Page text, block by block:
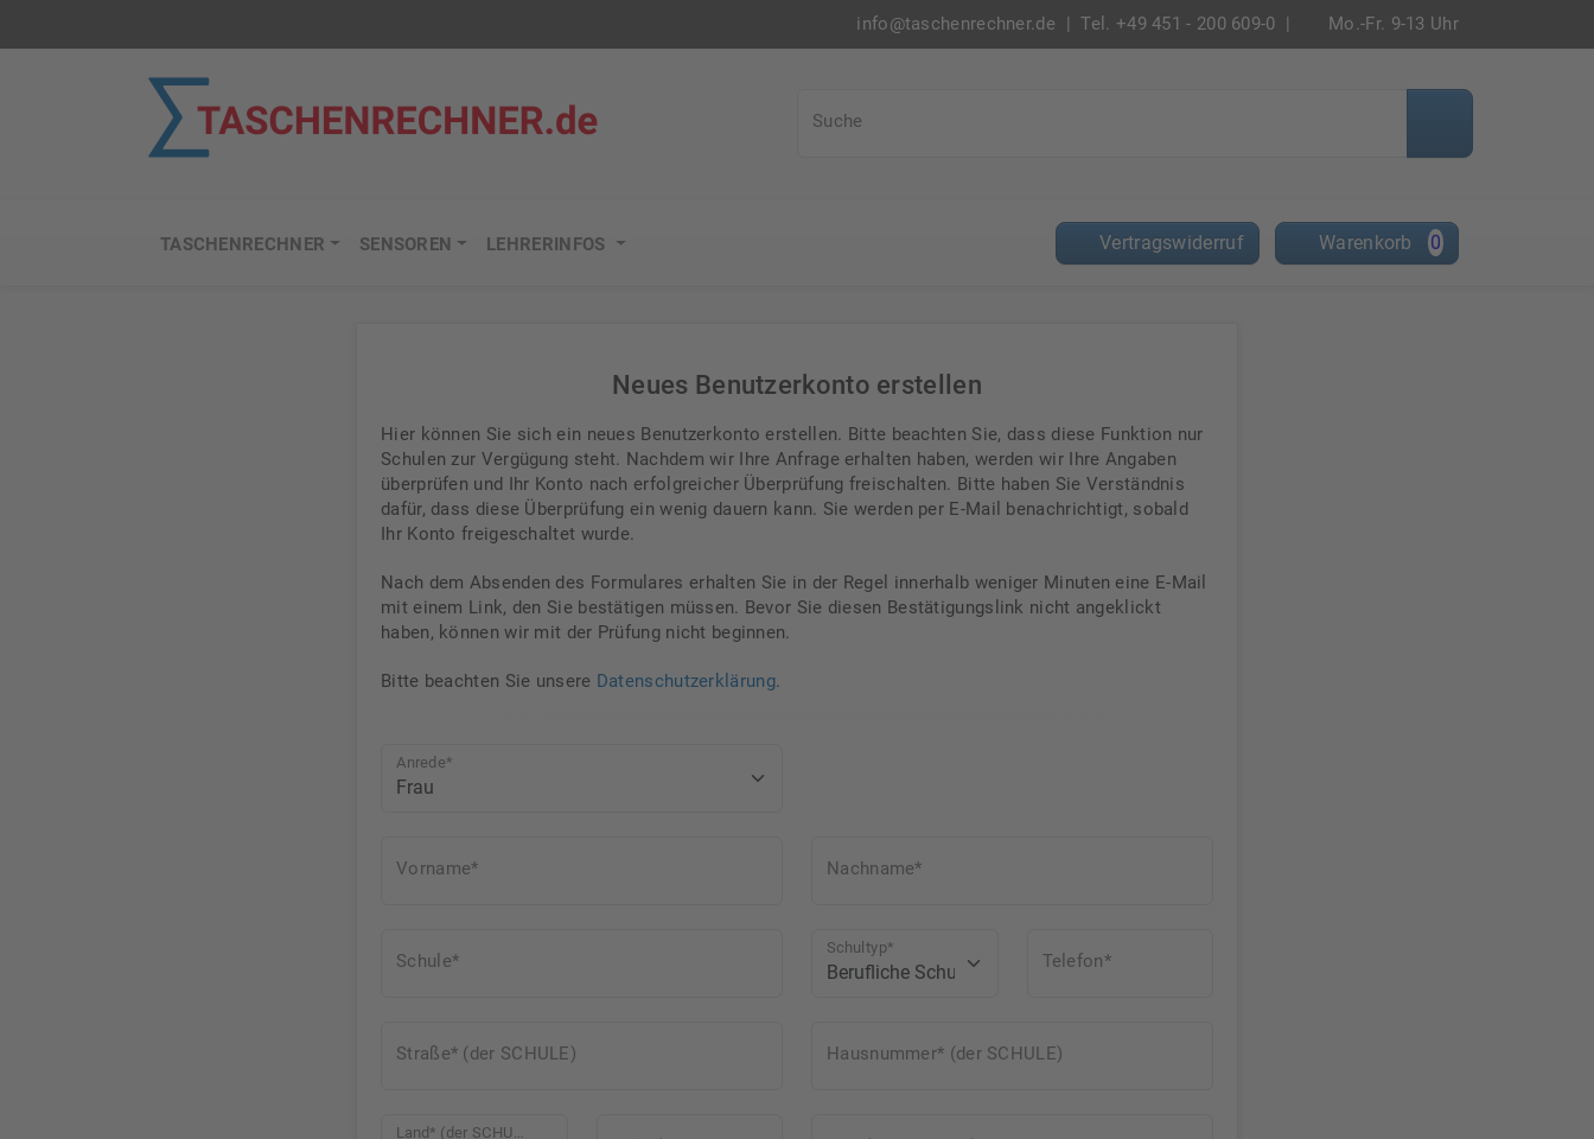
Mo.-Fr. 9-13 Uhr
Tel. +49 451 - 200 609-0 |
info@taschenrechner.de |
Suche
TASCHENRECHNER SENSOREN LEHRERINFOS Vertragswiderruf Warenkorb 0
Neues Benutzerkonto erstellen
Hier können Sie sich ein neues Benutzerkonto erstellen. Bitte beachten Sie, dass diese Funktion nur
Schulen zur Vergügung steht. Nachdem wir Ihre Anfrage erhalten haben, werden wir Ihre Angaben
überprüfen und Ihr Konto nach erfolgreicher Überprüfung freischalten. Bitte haben Sie Verständnis
dafür, dass diese Überprüfung ein wenig dauern kann. Sie werden per E-Mail benachrichtigt, sobald
Ihr Konto freigeschaltet wurde.
Nach dem Absenden des Formulares erhalten Sie in der Regel innerhalb weniger Minuten eine E-Mail
mit einem Link, den Sie bestätigen müssen. Bevor Sie diesen Bestätigungslink nicht angeklickt
haben, können wir mit der Prüfung nicht beginnen.
Bitte beachten Sie unsere Datenschutzerklärung.
Anrede*
Vorname* Nachname*
Schule*
Schultyp*
Telefon*
Straße* (der SCHULE) Hausnummer* (der SCHULE)
Land* (der SCHULE)